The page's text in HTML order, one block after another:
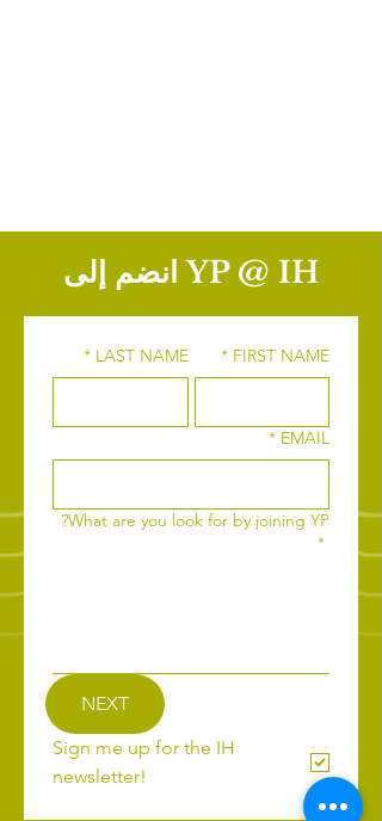
انضم إلى YP @ IH
FIRST NAME
*
LAST NAME
*
EMAIL
*
What are you look for by joining YP?
*
NEXT
Sign me up for the IH
newsletter!